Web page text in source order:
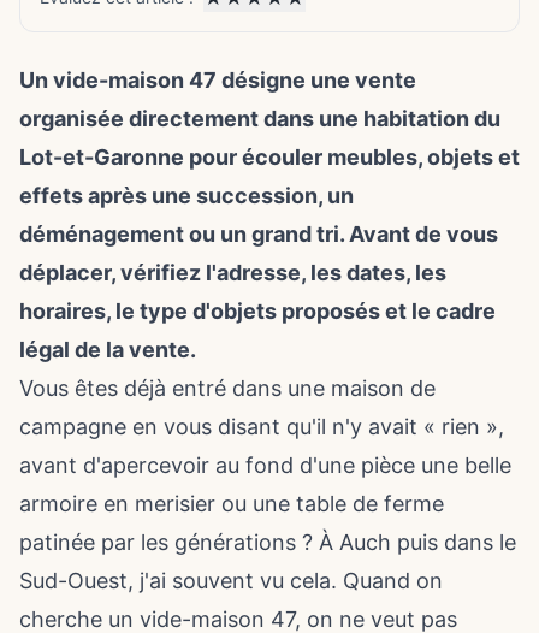
Un vide-maison 47 désigne une vente
organisée directement dans une habitation du
Lot-et-Garonne pour écouler meubles, objets et
effets après une succession, un
déménagement ou un grand tri. Avant de vous
déplacer, vérifiez l'adresse, les dates, les
horaires, le type d'objets proposés et le cadre
légal de la vente.
Vous êtes déjà entré dans une maison de
campagne en vous disant qu'il n'y avait « rien »,
avant d'apercevoir au fond d'une pièce une belle
armoire en merisier ou une table de ferme
patinée par les générations ? À Auch puis dans le
Sud-Ouest, j'ai souvent vu cela. Quand on
cherche un vide-maison 47, on ne veut pas